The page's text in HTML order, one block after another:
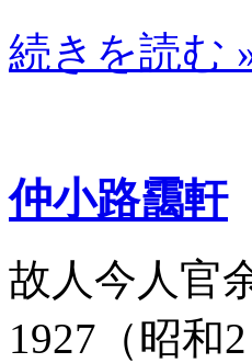
続きを読む
仲小路靄軒
故人今人官
1927（昭和